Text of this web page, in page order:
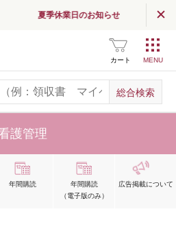
夏季休業日のお知らせ
カート
護管理
年間購読
年間購読
（電子版のみ）
広告掲載について